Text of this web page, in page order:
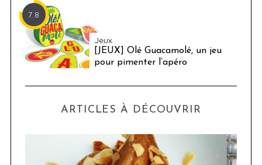
7.8
Jeux
[JEUX] Olé Guacamolé, un jeu
pour pimenter l’apéro
ARTICLES À DÉCOUVRIR